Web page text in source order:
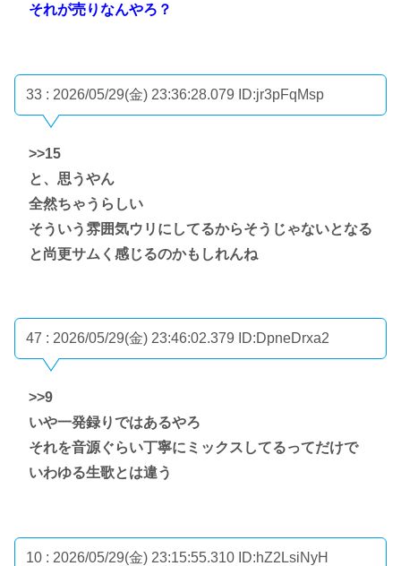
それが売りなんやろ？
33 : 2026/05/29(金) 23:36:28.079 ID:jr3pFqMsp
>>15
と、思うやん
全然ちゃうらしい
そういう雰囲気ウリにしてるからそうじゃないとなる
と尚更サムく感じるのかもしれんね
47 : 2026/05/29(金) 23:46:02.379 ID:DpneDrxa2
>>9
いや一発録りではあるやろ
それを音源ぐらい丁寧にミックスしてるってだけで
いわゆる生歌とは違う
10 : 2026/05/29(金) 23:15:55.310 ID:hZ2LsiNyH